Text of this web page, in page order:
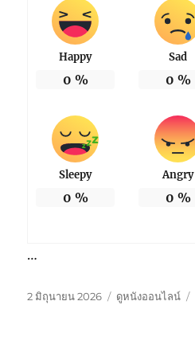
Happy
0 %
Sad
0 %
Sleepy
0 %
Angry
0 %
…
เขียน
2 มิถุนายน 2026
หมวด
ดูหนังออนไลน์